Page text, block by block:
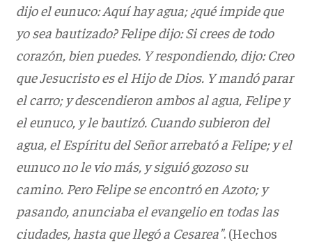
dijo el eunuco: Aquí hay agua; ¿qué impide que
yo sea bautizado? Felipe dijo: Si crees de todo
corazón, bien puedes. Y respondiendo, dijo: Creo
que Jesucristo es el Hijo de Dios. Y mandó parar
el carro; y descendieron ambos al agua, Felipe y
el eunuco, y le bautizó. Cuando subieron del
agua, el Espíritu del Señor arrebató a Felipe; y el
eunuco no le vio más, y siguió gozoso su
camino. Pero Felipe se encontró en Azoto; y
pasando, anunciaba el evangelio en todas las
ciudades, hasta que llegó a Cesarea". (Hechos